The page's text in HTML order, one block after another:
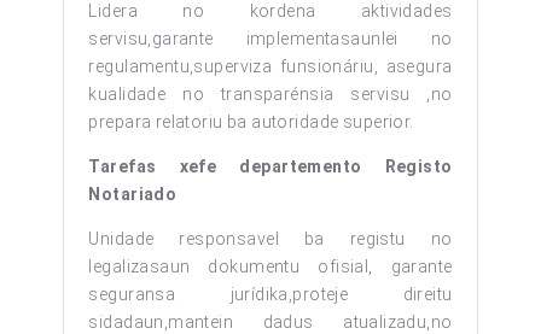
Lidera no kordena aktividades
servisu,garante implementasaunlei no
regulamentu,superviza funsionáriu, asegura
kualidade no transparénsia servisu ,no
prepara relatoriu ba autoridade superior.
Tarefas xefe departemento Registo
Notariado
Unidade responsavel ba registu no
legalizasaun dokumentu ofisial, garante
seguransa jurídika,proteje direitu
sidadaun,mantein dadus atualizadu,no